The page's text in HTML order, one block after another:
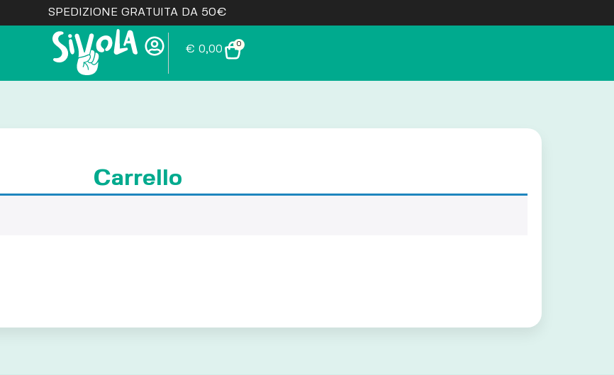
SPEDIZIONE GRATUITA DA 50€
€ 0,00
0
Carrello